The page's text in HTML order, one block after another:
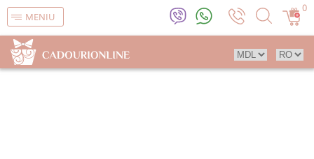
MENIU
0